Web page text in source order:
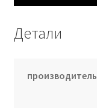
Детали
производитель